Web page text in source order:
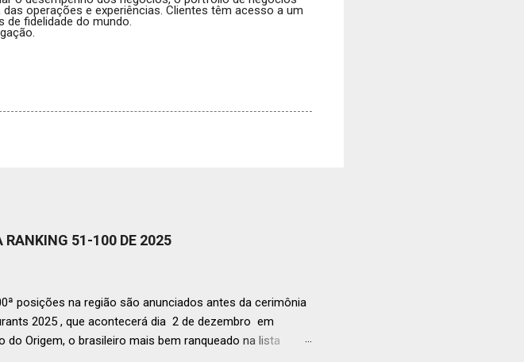
operações e experiências. Clientes têm acesso a um
fidelidade do mundo.
RANKING 51-100 DE 2025
posições na região são anunciados antes da cerimônia
2025 , que acontecerá dia 2 de dezembro em
o brasileiro mais bem ranqueado na lista